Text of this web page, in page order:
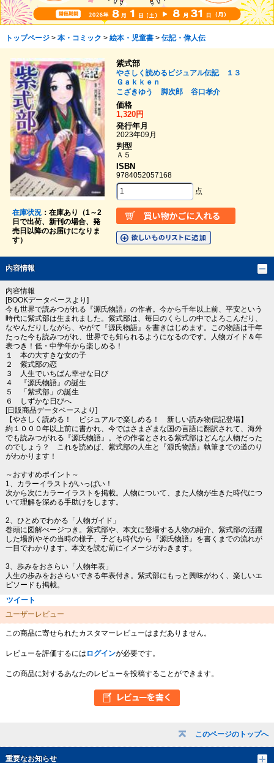
このページのトップへ
重要なお知らせ
トップページ> 本・コミック > 絵本・児童書> 伝記・偉人伝
在庫状況：在庫あり（1～2
日で出荷、新刊の場合、発
売日以降のお届けになりま
す）
紫式部
やさしく読めるビジュアル伝記 １３
Ｇａｋｋｅｎ
こざきゆう
脚次郎
谷口孝介
価格
1,320円
発行年月
2023年09月
判型
Ａ５
ISBN
9784052057168
点
内容情報
内容情報
[BOOKデータベースより]
今も世界で読みつがれる『源氏物語』の作者。今から千年以上前、平安という
時代に紫式部は生まれました。紫式部は、毎日のくらしの中でよろこんだり、
なやんだりしながら、やがて『源氏物語』を書きはじめます。この物語は千年
たった今も読みつがれ、世界でも知られるようになるのです。人物ガイド＆年
表つき！低・中学年から楽しめる！
１ 本の大すきな女の子
２ 紫式部の恋
３ 人生でいちばん幸せな日び
４ 『源氏物語』の誕生
５ 「紫式部」の誕生
６ しずかな日びへ
[日販商品データベースより]
【やさしく読める！ ビジュアルで楽しめる！ 新しい読み物伝記登場】
約１０００年以上前に書かれ、今ではさまざまな国の言語に翻訳されて、海外
でも読みつがれる『源氏物語』。その作者とされる紫式部はどんな人物だった
のでしょう？ これを読めば、紫式部の人生と『源氏物語』執筆までの道のり
がわかります！
～おすすめポイント～
1、カラーイラストがいっぱい！
次から次にカラーイラストを掲載。人物について、また人物が生きた時代につ
いて理解を深める手助けをします。
2、ひとめでわかる「人物ガイド」
巻頭に図解ぺージつき。紫式部や、本文に登場する人物の紹介、紫式部の活躍
した場所やその当時の様子、子ども時代から『源氏物語』を書くまでの流れが
一目でわかります。本文を読む前にイメージがわきます。
3、歩みをおさらい「人物年表」
人生の歩みをおさらいできる年表付き。紫式部にもっと興味がわく、楽しいエ
ピソードも掲載。
ツイート
ユーザーレビュー
この商品に寄せられたカスタマーレビューはまだありません。
レビューを評価するには ログインが必要です。
この商品に対するあなたのレビューを投稿することができます。